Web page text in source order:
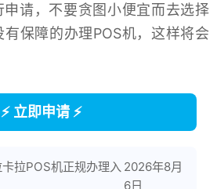
申请，不要贪图小便宜而去选择
保障的办理POS机，这样将会
⚡ 立即申请 ⚡
拉POS机正规办理入 2026年8月
6日